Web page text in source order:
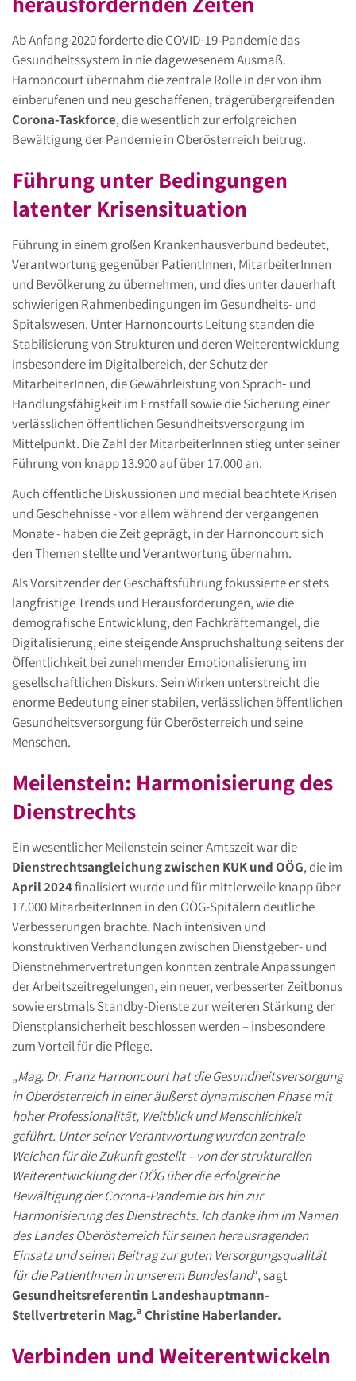
Ab Anfang 2020 forderte die COVID‑19-Pandemie das
Gesundheitssystem in nie dagewesenem Ausmaß.
Harnoncourt übernahm die zentrale Rolle in der von ihm
einberufenen und neu geschaffenen, trägerübergreifenden
Corona-Taskforce, die wesentlich zur erfolgreichen
Bewältigung der Pandemie in Oberösterreich beitrug.
Führung unter Bedingungen
latenter Krisensituation
Führung in einem großen Krankenhausverbund bedeutet,
Verantwortung gegenüber PatientInnen, MitarbeiterInnen
und Bevölkerung zu übernehmen, und dies unter dauerhaft
schwierigen Rahmenbedingungen im Gesundheits- und
Spitalswesen. Unter Harnoncourts Leitung standen die
Stabilisierung von Strukturen und deren Weiterentwicklung
insbesondere im Digitalbereich, der Schutz der
MitarbeiterInnen, die Gewährleistung von Sprach‑ und
Handlungsfähigkeit im Ernstfall sowie die Sicherung einer
verlässlichen öffentlichen Gesundheitsversorgung im
Mittelpunkt. Die Zahl der MitarbeiterInnen stieg unter seiner
Führung von knapp 13.900 auf über 17.000 an.
Auch öffentliche Diskussionen und medial beachtete Krisen
und Geschehnisse - vor allem während der vergangenen
Monate - haben die Zeit geprägt, in der Harnoncourt sich
den Themen stellte und Verantwortung übernahm.
Als Vorsitzender der Geschäftsführung fokussierte er stets
langfristige Trends und Herausforderungen, wie die
demografische Entwicklung, den Fachkräftemangel, die
Digitalisierung, eine steigende Anspruchshaltung seitens der
Öffentlichkeit bei zunehmender Emotionalisierung im
gesellschaftlichen Diskurs. Sein Wirken unterstreicht die
enorme Bedeutung einer stabilen, verlässlichen öffentlichen
Gesundheitsversorgung für Oberösterreich und seine
Menschen.
Meilenstein: Harmonisierung des
Dienstrechts
Ein wesentlicher Meilenstein seiner Amtszeit war die
Dienstrechtsangleichung zwischen KUK und OÖG, die im
April 2024finalisiert wurde und für mittlerweile knapp über
17.000 MitarbeiterInnen in den OÖG-Spitälern deutliche
Verbesserungen brachte. Nach intensiven und
konstruktiven Verhandlungen zwischen Dienstgeber- und
Dienstnehmervertretungen konnten zentrale Anpassungen
der Arbeitszeitregelungen, ein neuer, verbesserter Zeitbonus
sowie erstmals Standby-Dienste zur weiteren Stärkung der
Dienstplansicherheit beschlossen werden – insbesondere
zum Vorteil für die Pflege.
„Mag. Dr. Franz Harnoncourt hat die Gesundheitsversorgung
in Oberösterreich in einer äußerst dynamischen Phase mit
hoher Professionalität, Weitblick und Menschlichkeit
geführt. Unter seiner Verantwortung wurden zentrale
Weichen für die Zukunft gestellt – von der strukturellen
Weiterentwicklung der OÖG über die erfolgreiche
Bewältigung der Corona-Pandemie bis hin zur
Harmonisierung des Dienstrechts. Ich danke ihm im Namen
des Landes Oberösterreich für seinen herausragenden
Einsatz und seinen Beitrag zur guten Versorgungsqualität
für die PatientInnen in unserem Bundesland“, sagt
Gesundheitsreferentin Landeshauptmann-
Stellvertreterin Mag.a Christine Haberlander.
Verbinden und Weiterentwickeln